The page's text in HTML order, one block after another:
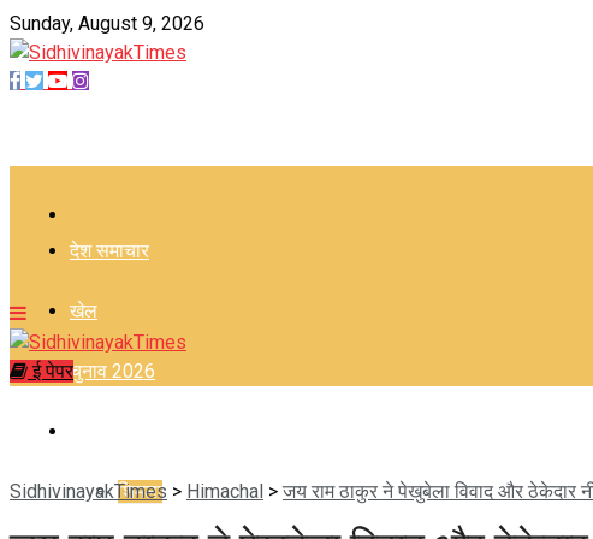
Sunday, August 9, 2026
देश समाचार
खेल
चुनाव 2026
शिमला
ई पेपर
SidhivinayakTimes > Himachal > जय राम ठाकुर ने पेखुबेला विवाद और ठेकेदार